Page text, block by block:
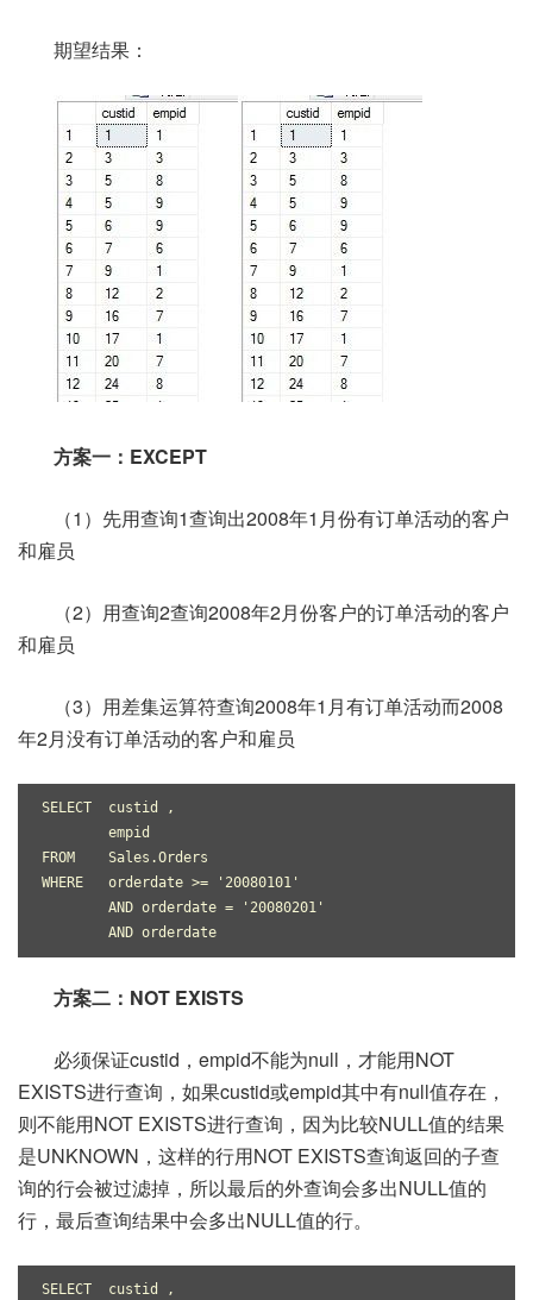
期望结果：
方案一：EXCEPT
（1）先用查询1查询出2008年1月份有订单活动的客户
和雇员
（2）用查询2查询2008年2月份客户的订单活动的客户
和雇员
（3）用差集运算符查询2008年1月有订单活动而2008
年2月没有订单活动的客户和雇员
SELECT  custid ,
        empid
FROM    Sales.Orders
WHERE   orderdate >= '20080101'
        AND orderdate = '20080201'
        AND orderdate
方案二：NOT EXISTS
必须保证custid，empid不能为null，才能用NOT
EXISTS进行查询，如果custid或empid其中有null值存在，
则不能用NOT EXISTS进行查询，因为比较NULL值的结果
是UNKNOWN，这样的行用NOT EXISTS查询返回的子查
询的行会被过滤掉，所以最后的外查询会多出NULL值的
行，最后查询结果中会多出NULL值的行。
SELECT  custid ,